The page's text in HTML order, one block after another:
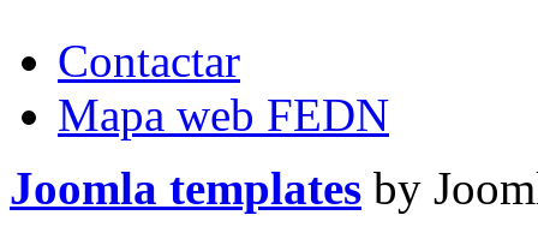
Contactar
Mapa web FEDN
Joomla templates by